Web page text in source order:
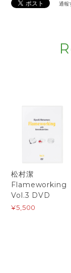
通報
松村潔
Flameworking
Vol.3 DVD
¥5,500